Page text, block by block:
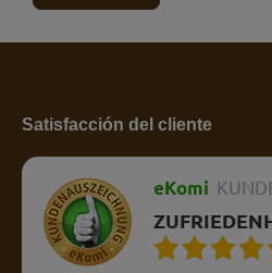
Satisfacción del cliente
eKomi